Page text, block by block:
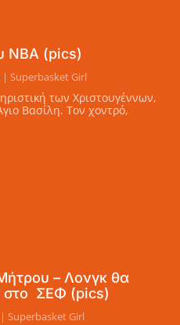
ΝΒΑ (pics)
| Superbasket Girl
των Χριστουγέννων,
Βασίλη. Τον χοντρό,
– Λονγκ θα
στο ΣΕΦ (pics)
Superbasket Girl